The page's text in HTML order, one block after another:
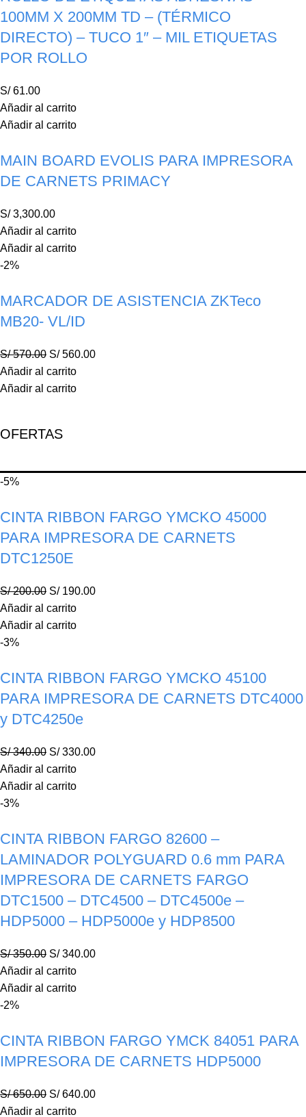
100MM X 200MM TD – (TÉRMICO
DIRECTO) – TUCO 1″ – MIL ETIQUETAS
POR ROLLO
S/61.00
Añadir al carrito
Añadir al carrito
MAIN BOARD EVOLIS PARA IMPRESORA
DE CARNETS PRIMACY
S/3,300.00
Añadir al carrito
Añadir al carrito
-2%
MARCADOR DE ASISTENCIA ZKTeco
MB20- VL/ID
S/570.00 S/560.00
Añadir al carrito
Añadir al carrito
OFERTAS
-5%
CINTA RIBBON FARGO YMCKO 45000
PARA IMPRESORA DE CARNETS
DTC1250E
S/200.00 S/190.00
Añadir al carrito
Añadir al carrito
-3%
CINTA RIBBON FARGO YMCKO 45100
PARA IMPRESORA DE CARNETS DTC4000
y DTC4250e
S/340.00 S/330.00
Añadir al carrito
Añadir al carrito
-3%
CINTA RIBBON FARGO 82600 –
LAMINADOR POLYGUARD 0.6 mm PARA
IMPRESORA DE CARNETS FARGO
DTC1500 – DTC4500 – DTC4500e –
HDP5000 – HDP5000e y HDP8500
S/350.00 S/340.00
Añadir al carrito
Añadir al carrito
-2%
CINTA RIBBON FARGO YMCK 84051 PARA
IMPRESORA DE CARNETS HDP5000
S/650.00 S/640.00
Añadir al carrito